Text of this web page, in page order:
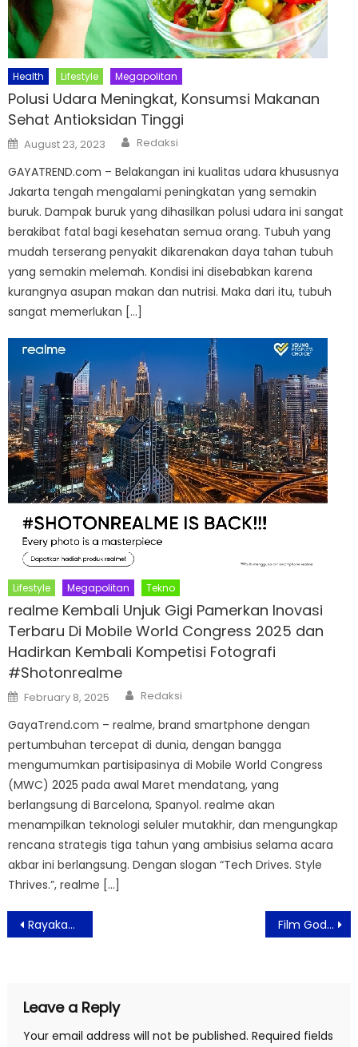
Health Lifestyle Megapolitan
Polusi Udara Meningkat, Konsumsi Makanan
Sehat Antioksidan Tinggi
Posted
on
August 23, 2023 Author
Redaksi
GAYATREND.com – Belakangan ini kualitas udara khususnya
Jakarta tengah mengalami peningkatan yang semakin
buruk. Dampak buruk yang dihasilkan polusi udara ini sangat
berakibat fatal bagi kesehatan semua orang. Tubuh yang
mudah terserang penyakit dikarenakan daya tahan tubuh
yang semakin melemah. Kondisi ini disebabkan karena
kurangnya asupan makan dan nutrisi. Maka dari itu, tubuh
sangat memerlukan […]
Lifestyle Megapolitan Tekno
realme Kembali Unjuk Gigi Pamerkan Inovasi
Terbaru Di Mobile World Congress 2025 dan
Hadirkan Kembali Kompetisi Fotografi
#Shotonrealme
Posted
on
February 8, 2025 Author
Redaksi
GayaTrend.com – realme, brand smartphone dengan
pertumbuhan tercepat di dunia, dengan bangga
mengumumkan partisipasinya di Mobile World Congress
(MWC) 2025 pada awal Maret mendatang, yang
berlangsung di Barcelona, Spanyol. realme akan
menampilkan teknologi seluler mutakhir, dan mengungkap
rencana strategis tiga tahun yang ambisius selama acara
akbar ini berlangsung. Dengan slogan “Tech Drives. Style
Thrives.”, realme […]
Post
navigation
Rayakan Kehangatan Ramadan dengan “Melaka Iftar” di ibis Styles Jakarta Mangga Dua Square Film Godrat 2: Perjalanan Baru Ustadz Qodrat Menuju Pertarungan yang Lebih Besar
Leave a Reply
Your email address will not be published. Required fields